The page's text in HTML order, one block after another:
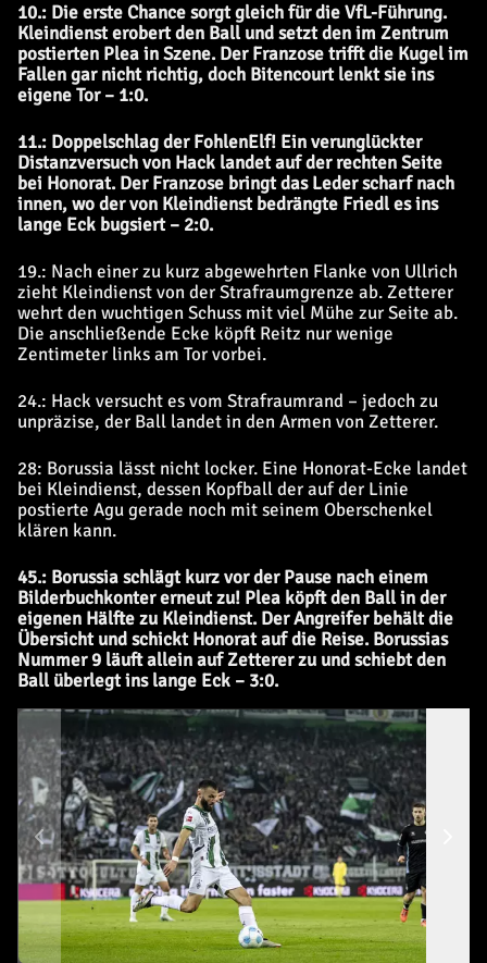
10.: Die erste Chance sorgt gleich für die VfL-Führung.
Kleindienst erobert den Ball und setzt den im Zentrum
postierten Plea in Szene. Der Franzose trifft die Kugel im
Fallen gar nicht richtig, doch Bitencourt lenkt sie ins
eigene Tor – 1:0.
11.: Doppelschlag der FohlenElf! Ein verunglückter
Distanzversuch von Hack landet auf der rechten Seite
bei Honorat. Der Franzose bringt das Leder scharf nach
innen, wo der von Kleindienst bedrängte Friedl es ins
lange Eck bugsiert – 2:0.
19.: Nach einer zu kurz abgewehrten Flanke von Ullrich
zieht Kleindienst von der Strafraumgrenze ab. Zetterer
wehrt den wuchtigen Schuss mit viel Mühe zur Seite ab.
Die anschließende Ecke köpft Reitz nur wenige
Zentimeter links am Tor vorbei.
24.: Hack versucht es vom Strafraumrand – jedoch zu
unpräzise, der Ball landet in den Armen von Zetterer.
28: Borussia lässt nicht locker. Eine Honorat-Ecke landet
bei Kleindienst, dessen Kopfball der auf der Linie
postierte Agu gerade noch mit seinem Oberschenkel
klären kann.
45.: Borussia schlägt kurz vor der Pause nach einem
Bilderbuchkonter erneut zu! Plea köpft den Ball in der
eigenen Hälfte zu Kleindienst. Der Angreifer behält die
Übersicht und schickt Honorat auf die Reise. Borussias
Nummer 9 läuft allein auf Zetterer zu und schiebt den
Ball überlegt ins lange Eck – 3:0.